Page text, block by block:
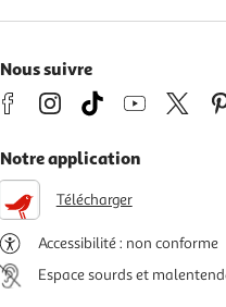
Nous suivre
Notre application
Télécharger
Accessibilité : non conforme
Espace sourds et